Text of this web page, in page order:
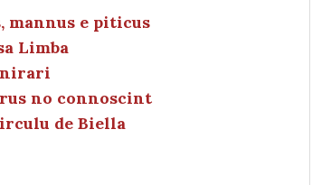
l di
vi
di
mannus e piticus
Limba
no connoscint
de Biella